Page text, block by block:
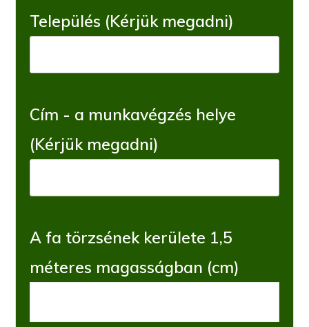
Település (Kérjük megadni)
Cím - a munkavégzés helye
(Kérjük megadni)
A fa törzsének kerülete 1,5
méteres magasságban (cm)